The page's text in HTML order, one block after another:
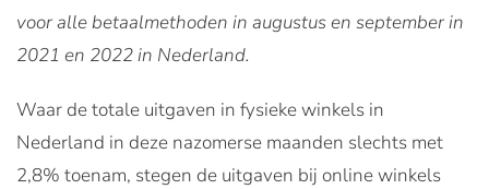
voor alle betaalmethoden in augustus en september in
2021 en 2022 in Nederland.
Waar de totale uitgaven in fysieke winkels in
Nederland in deze nazomerse maanden slechts met
2,8% toenam, stegen de uitgaven bij online winkels